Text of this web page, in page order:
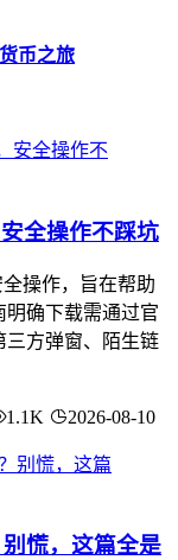
币之旅
全操作不踩坑
操作，旨在帮助
明确下载需通过官
三方弹窗、陌生链
1.1K 2026-08-10
慌，这篇全是